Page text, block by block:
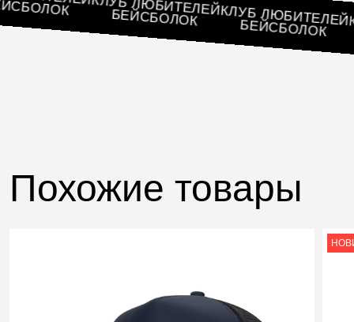
БЕЙСБОЛОК КЛУБ ЛЮБИТЕЛЕЙ
БЕЙСБОЛОК КЛУБ
Похожие товары